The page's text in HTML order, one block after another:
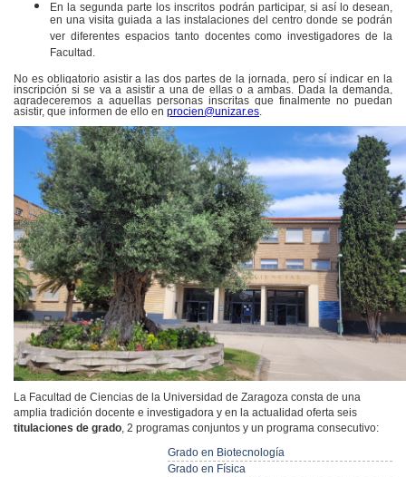
En la segunda parte los inscritos podrán participar, si así lo desean,
en una visita guiada a las instalaciones del centro donde se podrán
ver diferentes espacios tanto docentes como investigadores de la
Facultad.
No es obligatorio asistir a las dos partes de la jornada, pero sí indicar en la
inscripción si se va a asistir a una de ellas o a ambas. Dada la demanda,
agradeceremos a aquellas personas inscritas que finalmente no puedan
asistir, que informen de ello en procien@unizar.es.
La Facultad de Ciencias de la Universidad de Zaragoza consta de una
amplia tradición docente e investigadora y en la actualidad oferta seis
titulaciones de grado, 2 programas conjuntos y un programa consecutivo:
Grado en Biotecnología
Grado en Física